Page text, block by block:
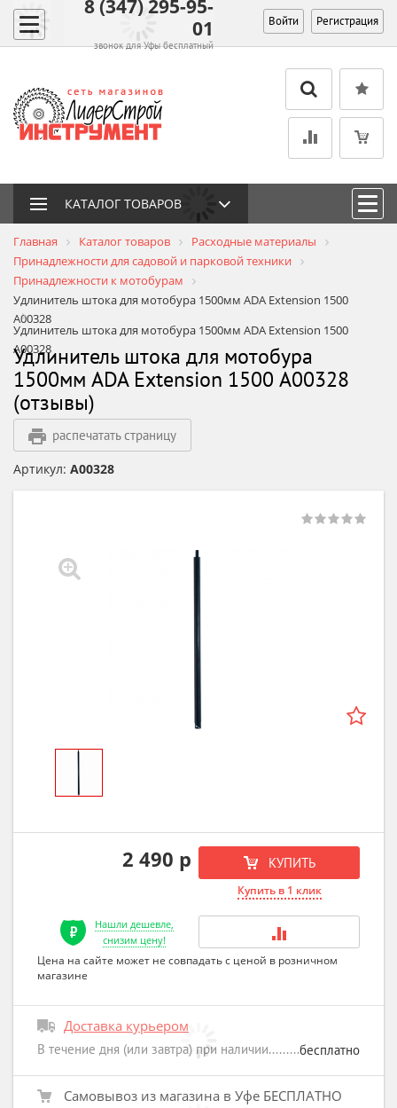
8 (347) 295-95-
01
звонок для Уфы бесплатный
Войти Регистрация
КАТАЛОГ ТОВАРОВ
Главная Каталог товаров
Расходные материалы
Принадлежности для садовой и парковой техники
Принадлежности к мотобурам
Удлинитель штока для мотобура 1500мм ADA Extension 1500
А00328
Удлинитель штока для мотобура 1500мм ADA Extension 1500
А00328
Удлинитель штока для мотобура
1500мм ADA Extension 1500 А00328
(отзывы)
распечатать страницу
Артикул: А00328
2 490 р КУПИТЬ
Купить в 1 клик
Нашли дешевле,
снизим цену!
Цена на сайте может не совпадать с ценой в розничном
магазине
Доставка курьером
В течение дня (или завтра) при наличии бесплатно
Самовывоз из магазина в Уфе БЕСПЛАТНО